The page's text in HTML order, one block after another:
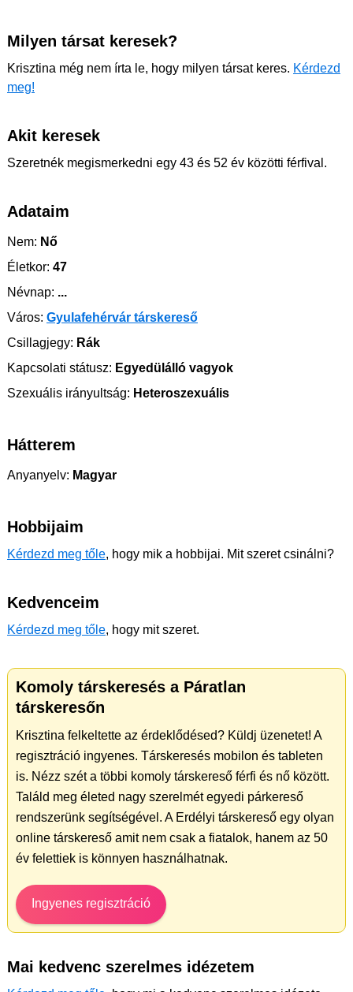
Milyen társat keresek?
Krisztina még nem írta le, hogy milyen társat keres. Kérdezd
meg!
Akit keresek
Szeretnék megismerkedni egy 43 és 52 év közötti férfival.
Adataim
Nem: Nő
Életkor: 47
Névnap: ...
Város: Gyulafehérvár társkereső
Csillagjegy: Rák
Kapcsolati státusz: Egyedülálló vagyok
Szexuális irányultság: Heteroszexuális
Hátterem
Anyanyelv: Magyar
Hobbijaim
Kérdezd meg tőle, hogy mik a hobbijai. Mit szeret csinálni?
Kedvenceim
Kérdezd meg tőle, hogy mit szeret.
Komoly társkeresés a Páratlan
társkeresőn
Krisztina felkeltette az érdeklődésed? Küldj üzenetet! A
regisztráció ingyenes. Társkeresés mobilon és tableten
is. Nézz szét a többi komoly társkereső férfi és nő között.
Találd meg életed nagy szerelmét egyedi párkereső
rendszerünk segítségével. A Erdélyi társkereső egy olyan
online társkereső amit nem csak a fiatalok, hanem az 50
év felettiek is könnyen használhatnak.
Ingyenes regisztráció
Mai kedvenc szerelmes idézetem